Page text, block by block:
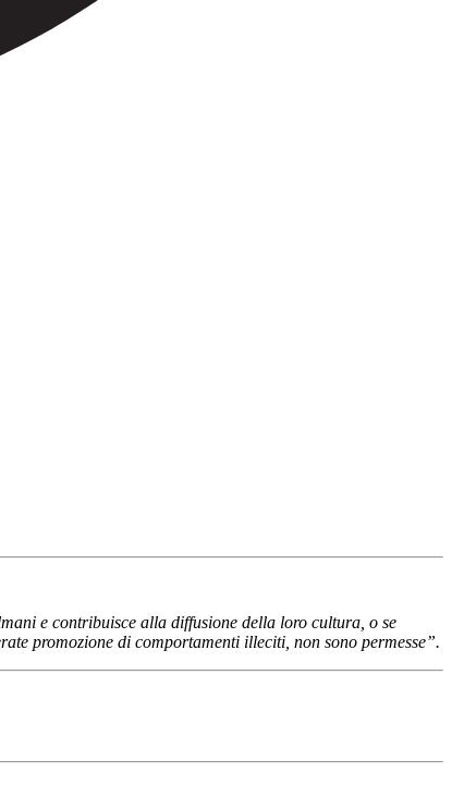
e contribuisce alla diffusione della loro cultura, o se
promozione di comportamenti illeciti, non sono permesse”.